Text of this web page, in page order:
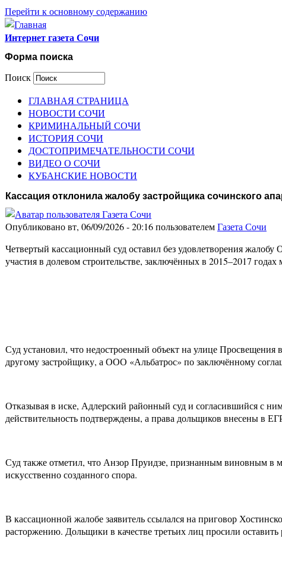
Перейти к основному содержанию
Интернет газета Сочи
Форма поиска
Поиск
ГЛАВНАЯ СТРАНИЦА
НОВОСТИ СОЧИ
КРИМИНАЛЬНЫЙ СОЧИ
ИСТОРИЯ СОЧИ
ДОСТОПРИМЕЧАТЕЛЬНОСТИ СОЧИ
ВИДЕО О СОЧИ
КУБАНСКИЕ НОВОСТИ
Кассация отклонила жалобу застройщика сочинского
Опубликовано вт, 06/09/2026 - 20:16 пользователемГазета Сочи
Четвертый кассационный суд оставил без удовлетворения
участия в долевом строительстве, заключённых в 2015–2017
Суд установил, что недостроенный объект на улице
другому застройщику, а ООО «Альбатрос» по заключённому
Отказывая в иске, Адлерский районный суд и согласившийся с
действительность подтверждены, а права дольщиков внесены в
Суд также отметил, что Анзор Пруидзе, признанным виновным в
искусственно созданного спора.
В кассационной жалобе заявитель ссылался на приговор
расторжению. Дольщики в качестве третьих лиц просили